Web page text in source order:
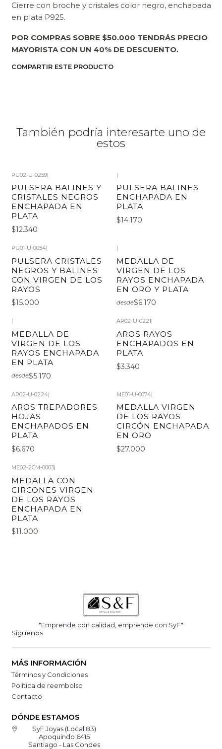
Cierre con broche y cristales color negro, enchapada
en plata P925.
POR COMPRAS SOBRE $50.000 TENDRÁS PRECIO
MAYORISTA CON UN 40% DE DESCUENTO.
COMPARTIR ESTE PRODUCTO
También podría interesarte uno de
estos
PU02-U-0259|
PULSERA BALINES Y
CRISTALES NEGROS
ENCHAPADA EN
PLATA
$12.340
|
PULSERA BALINES
ENCHAPADA EN
PLATA
$14.170
PU01-U-0054|
PULSERA CRISTALES
NEGROS Y BALINES
CON VIRGEN DE LOS
RAYOS
$15.000
|
MEDALLA DE
VIRGEN DE LOS
RAYOS ENCHAPADA
EN ORO Y PLATA
desde$6.170
|
MEDALLA DE
VIRGEN DE LOS
RAYOS ENCHAPADA
EN PLATA
desde$5.170
AR02-U-0221|
AROS RAYOS
ENCHAPADOS EN
PLATA
$3.340
AR02-U-0224|
AROS TREPADORES
HOJAS
ENCHAPADOS EN
PLATA
$6.670
ME01-U-0074|
MEDALLA VIRGEN
DE LOS RAYOS
CIRCÓN ENCHAPADA
EN ORO
$27.000
ME02-2CM-0003|
MEDALLA CON
CIRCONES VIRGEN
DE LOS RAYOS
ENCHAPADA EN
PLATA
$11.000
"Emprende con calidad, emprende con SyF"
Síguenos
MÁS INFORMACIÓN
Términos y Condiciones
Política de reembolso
Contacto
DÓNDE ESTAMOS
SyF Joyas (Local 83)
Apoquindo 6415
Santiago - Las Condes